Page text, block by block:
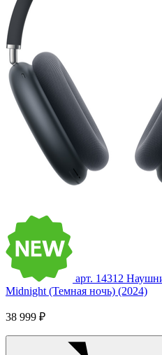
арт. 14312
Midnight (Темная ночь) (2024)
38 999 ₽